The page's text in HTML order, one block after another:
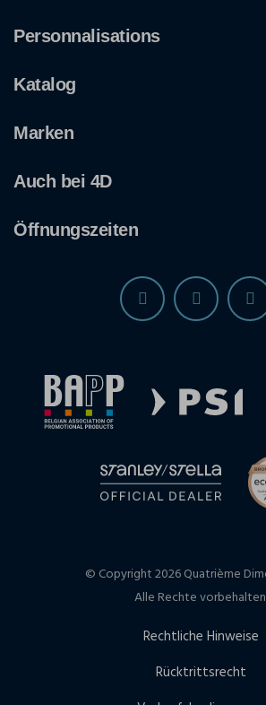
Personnalisations
Katalog
Marken
Auch bei 4D
Öffnungszeiten
© Copyright 2026 Quatrième
Alle Rechte
Rechtliche Hinweise
Rücktrittsrecht